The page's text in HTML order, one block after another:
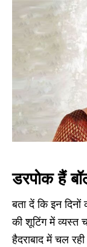
डरपोक हैं
बता दें कि इन
की शूटिंग में व्यस्त
हैदराबाद में चल